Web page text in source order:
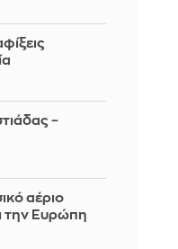
–
αέριο
την Ευρώπη